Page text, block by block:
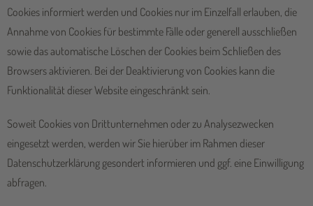
Cookies informiert werden und Cookies nur im Einzelfall erlauben, die
Annahme von Cookies für bestimmte Fälle oder generell ausschließen
sowie das automatische Löschen der Cookies beim Schließen des
Browsers aktivieren. Bei der Deaktivierung von Cookies kann die
Funktionalität dieser Website eingeschränkt sein.
Soweit Cookies von Drittunternehmen oder zu Analysezwecken
eingesetzt werden, werden wir Sie hierüber im Rahmen dieser
Datenschutzerklärung gesondert informieren und ggf. eine Einwilligung
abfragen.